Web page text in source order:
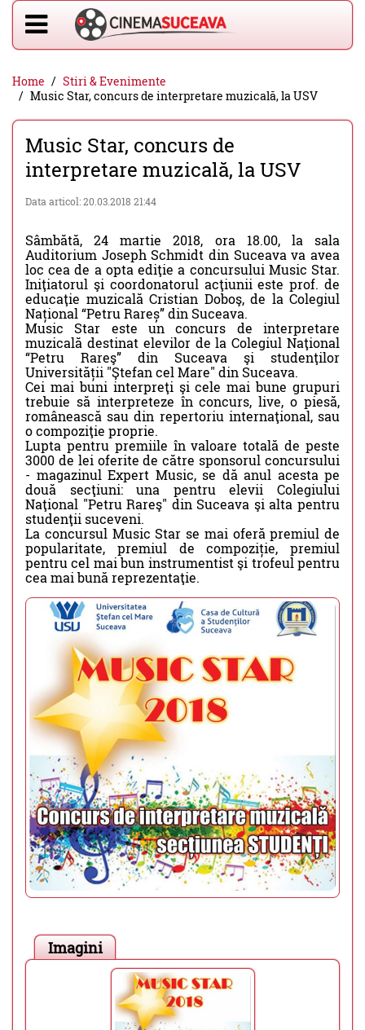
Home
Stiri & Evenimente
Music Star, concurs de interpretare muzicală, la USV
Music Star, concurs de
interpretare muzicală, la USV
Data articol: 20.03.2018 21:44
Sâmbătă, 24 martie 2018, ora 18.00, la sala
Auditorium Joseph Schmidt din Suceava va avea
loc cea de a opta ediţie a concursului Music Star.
Iniţiatorul şi coordonatorul acţiunii este prof. de
educaţie muzicală Cristian Doboş, de la Colegiul
Național “Petru Rareș” din Suceava.
Music Star este un concurs de interpretare
muzicală destinat elevilor de la Colegiul Naţional
“Petru Rareş” din Suceava şi studenţilor
Universității "Ştefan cel Mare" din Suceava.
Cei mai buni interpreţi şi cele mai bune grupuri
trebuie să interpreteze în concurs, live, o piesă,
românească sau din repertoriu internaţional, sau
o compoziţie proprie.
Lupta pentru premiile în valoare totală de peste
3000 de lei oferite de către sponsorul concursului
- magazinul Expert Music, se dă anul acesta pe
două secţiuni: una pentru elevii Colegiului
Naţional "Petru Rareş" din Suceava şi alta pentru
studenţii suceveni.
La concursul Music Star se mai oferă premiul de
popularitate, premiul de compoziție, premiul
pentru cel mai bun instrumentist şi trofeul pentru
cea mai bună reprezentaţie.
Imagini